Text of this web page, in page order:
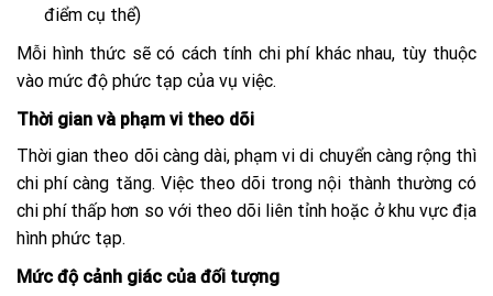
điểm cụ thể)
Mỗi hình thức sẽ có cách tính chi phí khác nhau, tùy thuộc
vào mức độ phức tạp của vụ việc.
Thời gian và phạm vi theo dõi
Thời gian theo dõi càng dài, phạm vi di chuyển càng rộng thì
chi phí càng tăng. Việc theo dõi trong nội thành thường có
chi phí thấp hơn so với theo dõi liên tỉnh hoặc ở khu vực địa
hình phức tạp.
Mức độ cảnh giác của đối tượng